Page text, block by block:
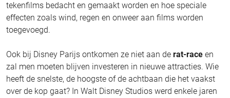
tekenfilms bedacht en gemaakt worden en hoe speciale
effecten zoals wind, regen en onweer aan films worden
toegevoegd.
Ook bij Disney Parijs ontkomen ze niet aan de rat-race en
zal men moeten blijven investeren in nieuwe attracties. Wie
heeft de snelste, de hoogste of de achtbaan die het vaakst
over de kop gaat? In Walt Disney Studios werd enkele jaren